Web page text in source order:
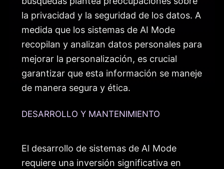
la privacidad y la seguridad de los datos. A
medida que los sistemas de AI Mode
recopilan y analizan datos personales para
mejorar la personalización, es crucial
garantizar que esta información se maneje
de manera segura y ética.
DESARROLLO Y MANTENIMIENTO
El desarrollo de sistemas de AI Mode
requiere una inversión significativa en